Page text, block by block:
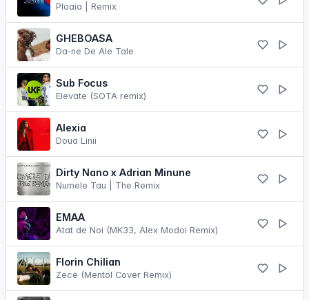
Ploaia | Remix
GHEBOASA
Da-ne De Ale Tale
Sub Focus
Elevate (SOTA remix)
Alexia
Doua Linii
Dirty Nano x Adrian Minune
Numele Tau | The Remix
EMAA
Atat de Noi (MK33, Alex Modoi Remix)
Florin Chilian
Zece (Mentol Cover Remix)